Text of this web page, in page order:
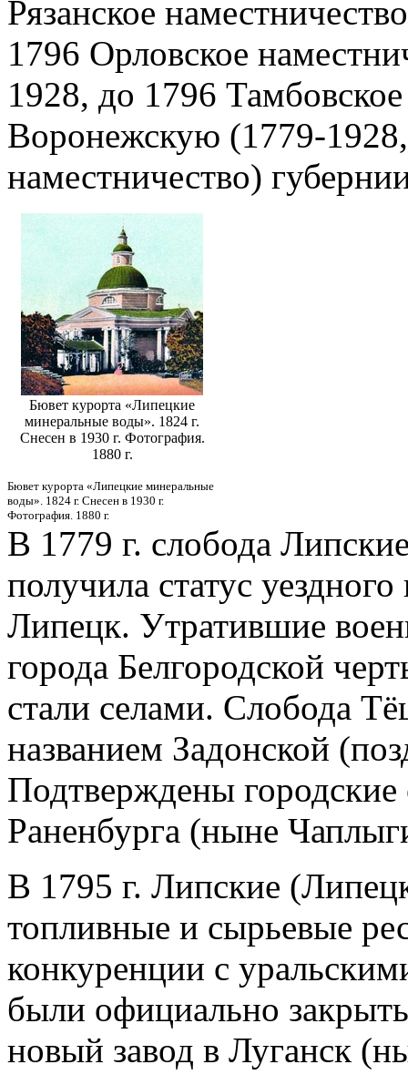
Рязанское
1796 Орловское
1928, до 1796
Воронежскую (1779-
наместничество)
Бювет курорта «Липецкие
минеральные воды». 1824 г.
Снесен в 1930 г. Фотография.
1880 г.
Бювет курорта «Липецкие минеральные
воды». 1824 г. Снесен в 1930 г.
Фотография. 1880 г.
В 1779 г. слобода
получила статус
Липецк. Утратившие
города Белгородской
стали селами. Слобода
названием Задонской
Подтверждены городские
Раненбурга (ныне
В 1795 г. Липские
топливные и сырьевые
конкуренции с
были официально
новый завод в Луганск